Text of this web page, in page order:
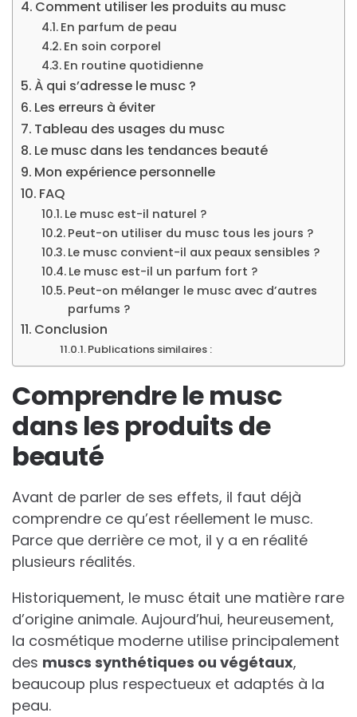
Comment utiliser les produits au musc
En parfum de peau
En soin corporel
En routine quotidienne
À qui s’adresse le musc ?
Les erreurs à éviter
Tableau des usages du musc
Le musc dans les tendances beauté
Mon expérience personnelle
FAQ
Le musc est-il naturel ?
Peut-on utiliser du musc tous les jours ?
Le musc convient-il aux peaux sensibles ?
Le musc est-il un parfum fort ?
Peut-on mélanger le musc avec d’autres
parfums ?
Conclusion
Publications similaires :
Comprendre le musc
dans les produits de
beauté
Avant de parler de ses effets, il faut déjà
comprendre ce qu’est réellement le musc.
Parce que derrière ce mot, il y a en réalité
plusieurs réalités.
Historiquement, le musc était une matière rare
d’origine animale. Aujourd’hui, heureusement,
la cosmétique moderne utilise principalement
des muscs synthétiques ou végétaux,
beaucoup plus respectueux et adaptés à la
peau.